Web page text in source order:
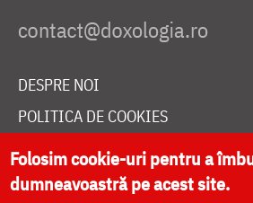
DESPRE NOI
POLITICA DE COOKIES
DONEAZĂ ONLINE PENTRU
Folosim cookie-uri pentru a
dumneavoastră pe acest site.